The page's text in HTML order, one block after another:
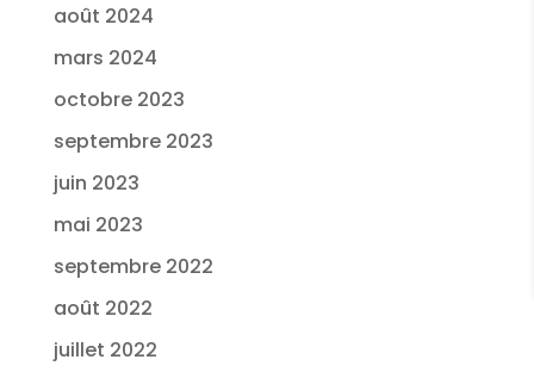
août 2024
mars 2024
octobre 2023
septembre 2023
juin 2023
mai 2023
septembre 2022
août 2022
juillet 2022